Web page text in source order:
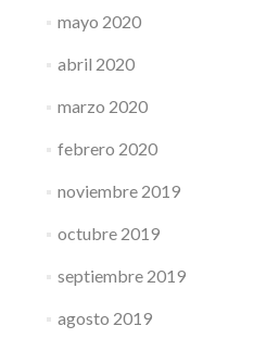
mayo 2020
abril 2020
marzo 2020
febrero 2020
noviembre 2019
octubre 2019
septiembre 2019
agosto 2019